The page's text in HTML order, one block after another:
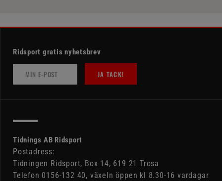
Ridsport gratis nyhetsbrev
JA TACK!
Tidnings AB Ridsport
Postadress:
Tidningen Ridsport, Box 14, 619 21 Trosa
Telefon 0156-132 40, växeln öppen kl 8.30-16 vardagar